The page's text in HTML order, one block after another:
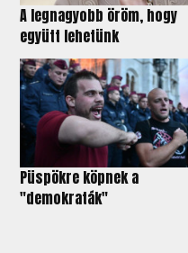
A legnagyobb öröm, hogy
együtt lehetünk
Püspökre köpnek a
"demokraták"